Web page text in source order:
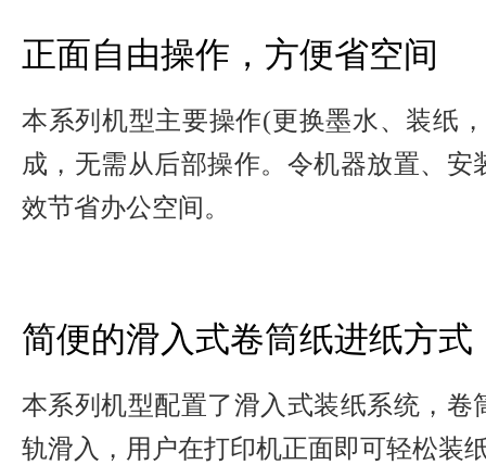
正面自由操作，方便省空间
本系列机型主要操作(更换墨水、装纸
成，无需从后部操作。令机器放置、
效节省办公空间。
简便的滑入式卷筒纸进纸方式
本系列机型配置了滑入式装纸系统，
轨滑入，用户在打印机正面即可轻松装